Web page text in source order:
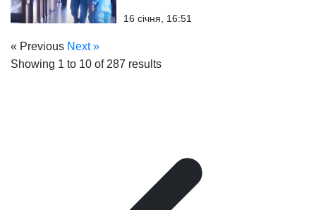
16 січня, 16:51
« Previous Next »
Showing 1 to 10 of 287 results